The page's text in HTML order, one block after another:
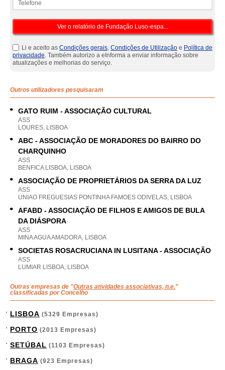
Li e aceito as Condições gerais, Condições de Utilização e Política de
privacidade. Também autorizo a eInforma a enviar informação sobre
atualizações e melhorias do serviço.
Outros utilizadores pesquisaram
GATO RUIM - ASSOCIAÇÃO CULTURAL
ASS
LOURES, LISBOA
ABC - ASSOCIAÇÃO DE MORADORES DO BAIRRO DO
CHARQUINHO
ASS
BENFICA LISBOA, LISBOA
ASSOCIAÇÃO DE PROPRIETÁRIOS DA SERRA DA LUZ
ASS
UNIAO FREGUESIAS PONTINHA FAMOES ODIVELAS, LISBOA
AFABD - ASSOCIAÇÃO DE FILHOS E AMIGOS DE BULA
DA DIÁSPORA
ASS
MINA AGUA AMADORA, LISBOA
SOCIETAS ROSACRUCIANA IN LUSITANA - ASSOCIAÇÃO
ASS
LUMIAR LISBOA, LISBOA
Outras empresas de "Outras atividades associativas, n.e."
classificadas por Concelho
LISBOA (5329 Empresas)
PORTO (2013 Empresas)
SETÚBAL (1103 Empresas)
BRAGA (923 Empresas)